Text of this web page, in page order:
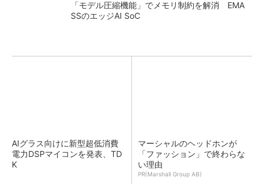
「モデル圧縮機能」でメモリ制約を解消 EMA
SSのエッジAI SoC
AIグラス向けに新型超低消費
電力DSPマイコンを発表、TD
K
マーシャルのヘッドホンが
「ファッション」で終わらな
い理由
PR(Marshall Group AB)